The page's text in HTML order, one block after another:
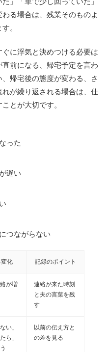
わる場合は、残業そのものよ
。
に浮気と決めつける必要は
前になる、帰宅予定を言わ
帰宅後の態度が変わる、さ
が繰り返される場合は、仕
とが大切です。
った
遅い
つながらない
変化 記録のポイント
が増
連絡が来た時刻
と夫の言葉を残
す
い」
ら」
以前の伝え方と
の差を見る